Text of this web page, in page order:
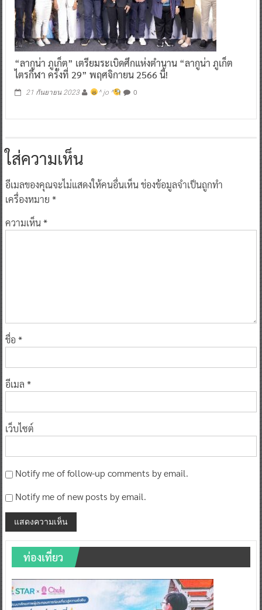
“ลากูน่า ภูเก็ต” เตรียมระเบิดศึกแห่งตำนาน “ลากูน่า ภูเก็ต
ไตรกีฬา ครั้งที่ 29” พฤศจิกายน 2566 นี้!
21 กันยายน 2023 ^ jo ^ 0
ใส่ความเห็น
อีเมลของคุณจะไม่แสดงให้คนอื่นเห็นช่องข้อมูลจำเป็นถูกทำ
เครื่องหมาย *
ความเห็น*
ชื่อ *
อีเมล *
เว็บไซต์
Notify me of follow-up comments by email.
Notify me of new posts by email.
ท่องเที่ยว